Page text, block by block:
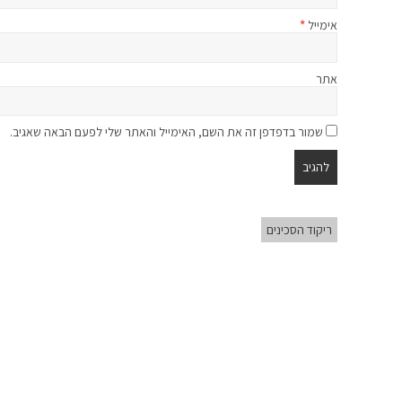
אימייל *
אתר
שמור בדפדפן זה את השם, האימייל והאתר שלי לפעם הבאה שאגיב.
ריקוד הסכינים